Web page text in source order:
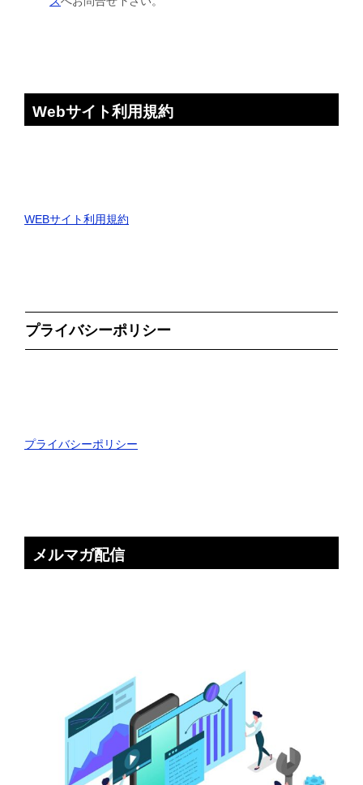
Webサイト利用規約
WEBサイト利用規約
プライバシーポリシー
プライバシーポリシー
メルマガ配信